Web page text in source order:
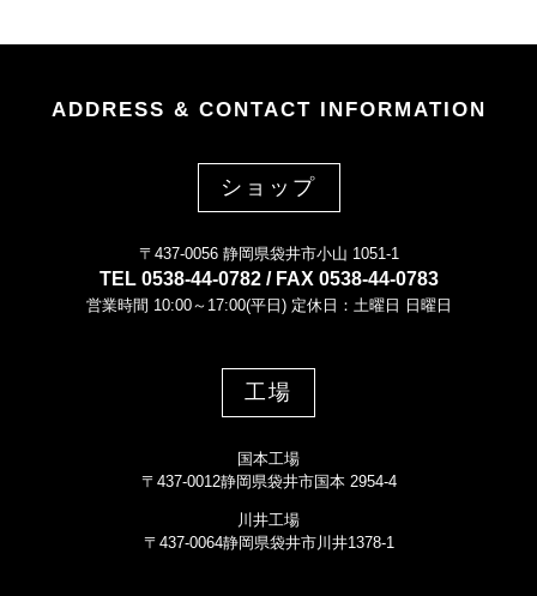
ADDRESS & CONTACT INFORMATION
ショップ
〒437-0056 静岡県袋井市小山 1051-1
TEL 0538-44-0782 / FAX 0538-44-0783
営業時間 10:00～17:00(平日) 定休日：土曜日 日曜日
工場
国本工場
〒437-0012静岡県袋井市国本 2954-4
川井工場
〒437-0064静岡県袋井市川井1378-1